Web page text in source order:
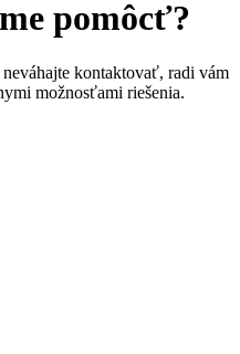
pomôcť?
kontaktovať, radi vám
možnosťami riešenia.